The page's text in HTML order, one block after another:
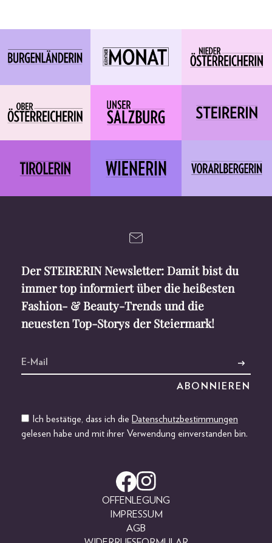
Der STEIRERIN Newsletter: Damit bist du
immer top informiert über die heißesten
Fashion- & Beauty-Trends und die
neuesten Top-Storys der Steiermark!
Ich bestätige, dass ich die Datenschutzbestimmungen
gelesen habe und mit ihrer Verwendung einverstanden bin.
OFFENLEGUNG
IMPRESSUM
AGB